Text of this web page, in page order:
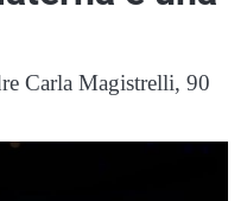
Carla Magistrelli, 90